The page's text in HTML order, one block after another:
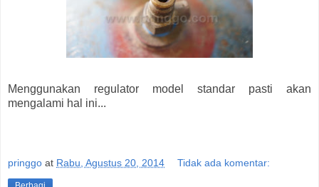
Menggunakan regulator model standar pasti akan
mengalami hal ini...
pringgo at Rabu, Agustus 20, 2014 Tidak ada komentar: